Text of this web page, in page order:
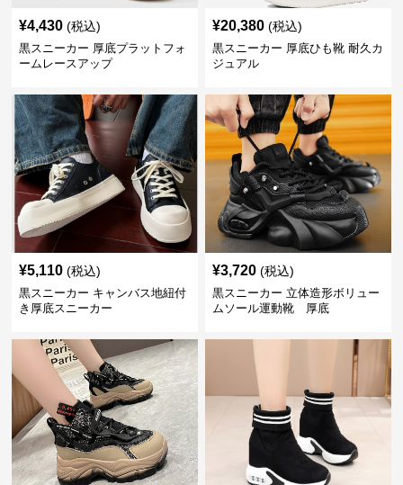
¥4,430 (税込)
黒スニーカー 厚底プラットフォ
ームレースアップ
¥20,380 (税込)
黒スニーカー 厚底ひも靴 耐久カ
ジュアル
¥5,110 (税込)
黒スニーカー キャンバス地紐付
き厚底スニーカー
¥3,720 (税込)
黒スニーカー 立体造形ボリュー
ムソール運動靴 厚底